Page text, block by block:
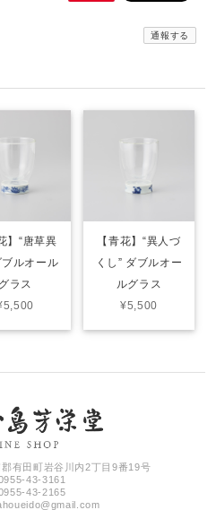
通報する
】“唐草異
ブルオール
グラス
【青花】“異人づ
くし” ダブルオー
ルグラス
¥5,500
有田町岩谷川内2丁目9番19号
43-3161
43-2165